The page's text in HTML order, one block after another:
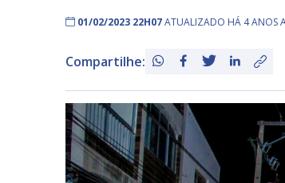
01/02/2023 22H07ATUALIZADO HÁ 4 ANOS
Compartilhe: